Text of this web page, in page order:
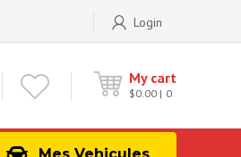
Login
My cart
$0.00 0